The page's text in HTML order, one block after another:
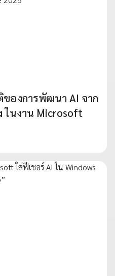
องการพัฒนา AI จาก
ในงาน Microsoft